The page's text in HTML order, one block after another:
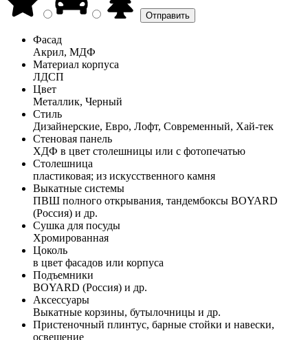
Фасад
Акрил, МДФ
Материал корпуса
ЛДСП
Цвет
Металлик, Черный
Стиль
Дизайнерские, Евро, Лофт, Современный, Хай-тек
Стеновая панель
ХДФ в цвет столешницы или с фотопечатью
Столешница
пластиковая; из искусственного камня
Выкатные системы
ПВШ полного открывания, тандембоксы BOYARD
(Россия) и др.
Сушка для посуды
Хромированная
Цоколь
в цвет фасадов или корпуса
Подъемники
BOYARD (Россия) и др.
Аксессуары
Выкатные корзины, бутылочницы и др.
Пристеночный плинтус, барные стойки и навески,
освещение